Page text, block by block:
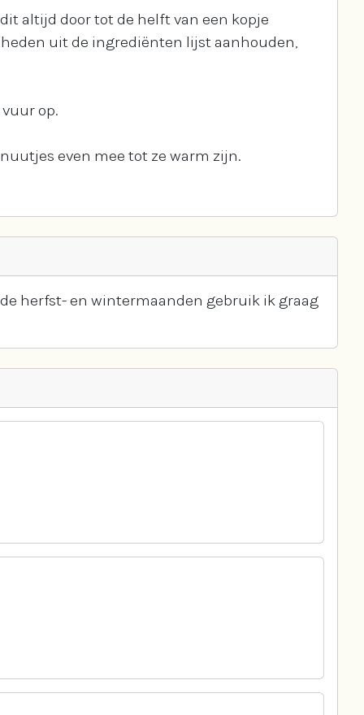
altijd door tot de helft van een kopje
uit de ingrediënten lijst aanhouden,
op.
even mee tot ze warm zijn.
herfst- en wintermaanden gebruik ik graag